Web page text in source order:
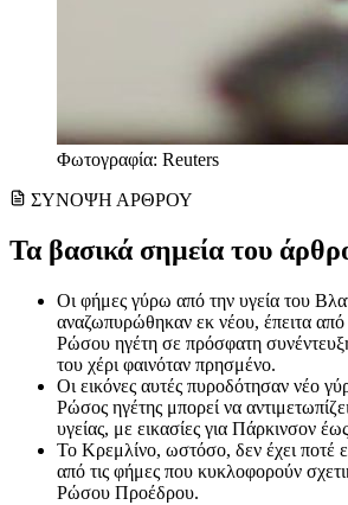
Φωτογραφία: Reuters
ΣΥΝΟΨΗ ΑΡΘΡΟΥ
Τα βασικά σημεία του
Οι φήμες γύρω από την υγεία του
αναζωπυρώθηκαν εκ νέου, έπειτα από
Ρώσου ηγέτη σε πρόσφατη
του χέρι φαινόταν πρησμένο.
Οι εικόνες αυτές πυροδότησαν νέο
Ρώσος ηγέτης μπορεί να
υγείας, με εικασίες για Πάρκινσον
Το Κρεμλίνο, ωστόσο, δεν έχει ποτέ
από τις φήμες που κυκλοφορούν
Ρώσου Προέδρου.